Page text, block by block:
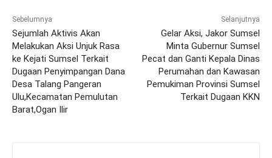
Sebelumnya
Sejumlah Aktivis Akan
Melakukan Aksi Unjuk Rasa
ke Kejati Sumsel Terkait
Dugaan Penyimpangan Dana
Desa Talang Pangeran
Ulu,Kecamatan Pemulutan
Barat,Ogan Ilir
Selanjutnya
Gelar Aksi, Jakor Sumsel
Minta Gubernur Sumsel
Pecat dan Ganti Kepala Dinas
Perumahan dan Kawasan
Pemukiman Provinsi Sumsel
Terkait Dugaan KKN